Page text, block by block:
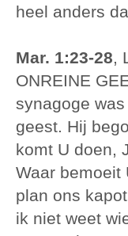
heel anders
Mar. 1:23-28,
ONREINE
synagoge
geest. Hij
komt U doen,
Waar bemoeit
plan ons
ik niet weet